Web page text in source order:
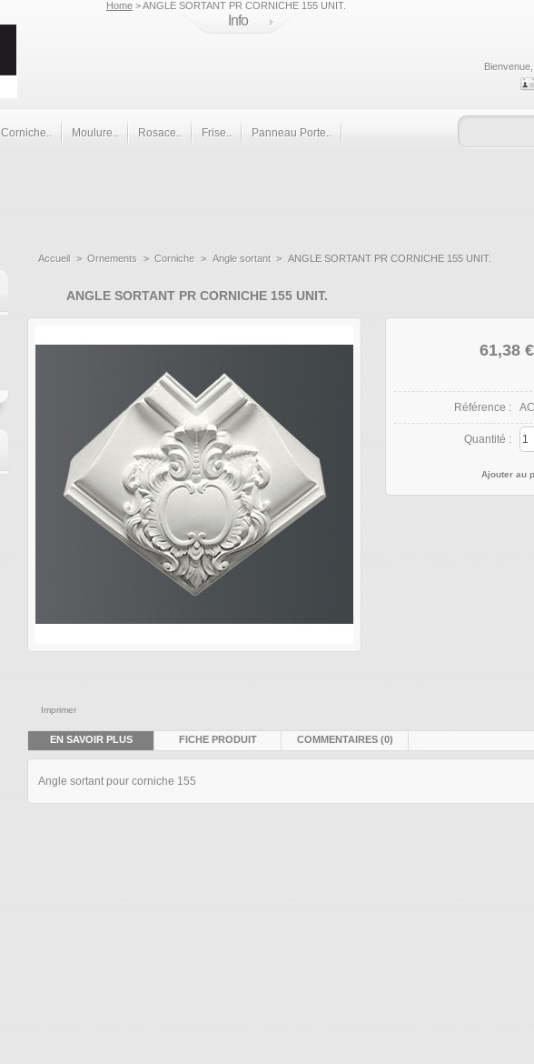
Home > ANGLE SORTANT PR CORNICHE 155 UNIT.
Bienvenue,
Info
Corniche.. Moulure.. Rosace.. Frise.. Panneau Porte..
Accueil > Ornements > Corniche > Angle sortant > ANGLE SORTANT PR CORNICHE 155 UNIT.
ANGLE SORTANT PR CORNICHE 155 UNIT.
Imprimer
61,38 €
Référence :
Quantité :
EN SAVOIR PLUS FICHE PRODUIT COMMENTAIRES (0)
Angle sortant pour corniche 155